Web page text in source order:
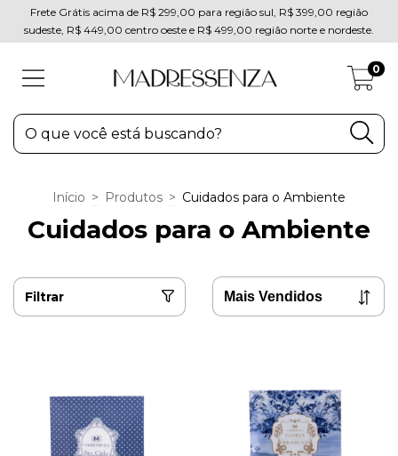
Frete Grátis acima de R$ 299,00 para região sul, R$ 399,00 região
sudeste, R$ 449,00 centro oeste e R$ 499,00 região norte e nordeste.
0
Início > Produtos > Cuidados para o Ambiente
Cuidados para o Ambiente
Filtrar